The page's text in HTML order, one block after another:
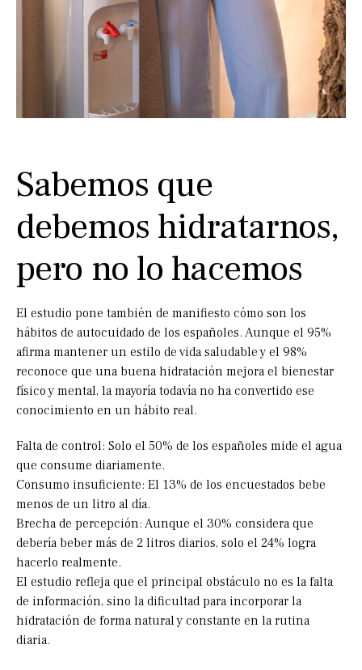
Sabemos que
debemos hidratarnos,
pero no lo hacemos
El estudio pone también de manifiesto cómo son los
hábitos de autocuidado de los españoles. Aunque el 95%
afirma mantener un estilo de vida saludable y el 98%
reconoce que una buena hidratación mejora el bienestar
físico y mental, la mayoría todavía no ha convertido ese
conocimiento en un hábito real.
Falta de control: Solo el 50% de los españoles mide el agua
que consume diariamente.
Consumo insuficiente: El 13% de los encuestados bebe
menos de un litro al día.
Brecha de percepción: Aunque el 30% considera que
debería beber más de 2 litros diarios, solo el 24% logra
hacerlo realmente.
El estudio refleja que el principal obstáculo no es la falta
de información, sino la dificultad para incorporar la
hidratación de forma natural y constante en la rutina
diaria.